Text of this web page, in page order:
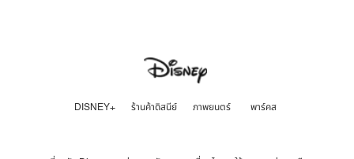
DISNEY+ ร้านค้าดิสนีย์ ภาพยนตร์ พาร์คส